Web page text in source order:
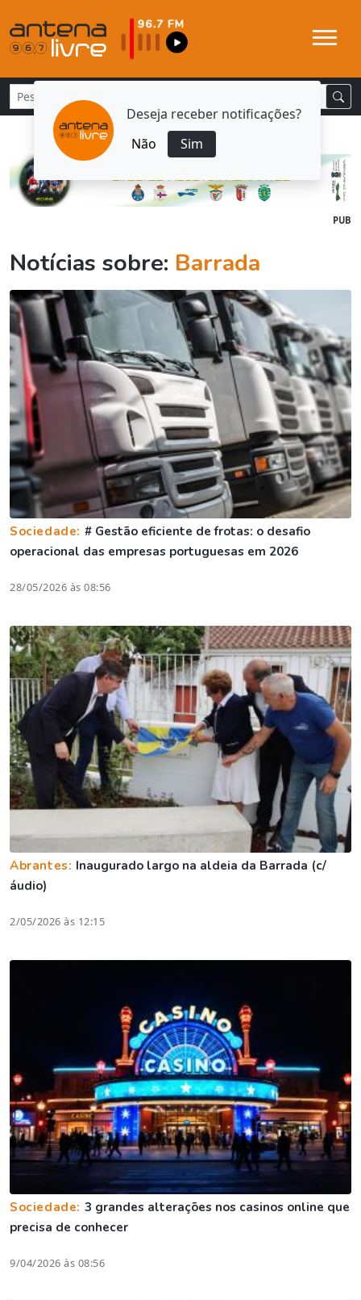
Deseja receber notificações?
Não
Sim
PUB
Notícias sobre: Barrada
Sociedade: # Gestão eficiente de frotas: o desafio
operacional das empresas portuguesas em 2026
28/05/2026 às 08:56
Abrantes: Inaugurado largo na aldeia da Barrada (c/
áudio)
2/05/2026 às 12:15
Sociedade: 3 grandes alterações nos casinos online que
precisa de conhecer
9/04/2026 às 08:56